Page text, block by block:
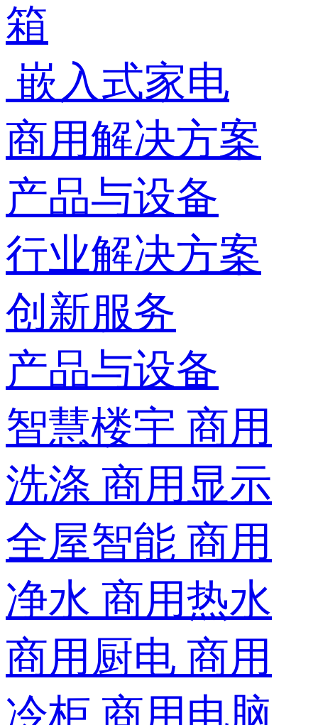
箱
嵌入式家电
商用解决方案
产品与设备
行业解决方案
创新服务
产品与设备
智慧楼宇 商用
洗涤 商用显示
全屋智能 商用
净水 商用热水
商用厨电 商用
冷柜 商用电脑